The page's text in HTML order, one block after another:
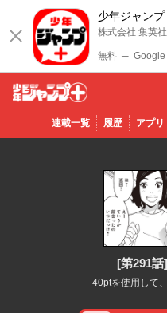
少年ジャンプ
株式会社 集英社
無料 ─
少年ジ
ャンプ
連載一覧 履歴 アプリ
[第291話
40ptを使用して